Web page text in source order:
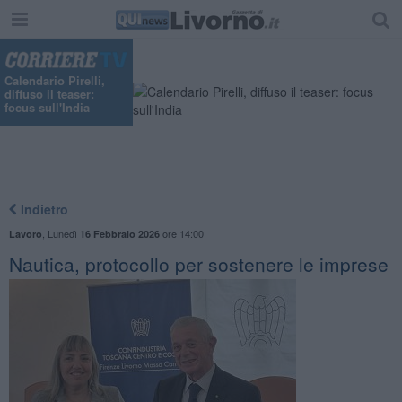
Calendario Pirelli,
diffuso il teaser:
focus sull'India
Indietro
Lavoro Lunedì 16 Febbraio 2026ore 14:00
Nautica, protocollo per sostenere le imprese